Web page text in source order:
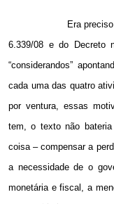
Era
6.339/08 e do Decreto
“considerandos”
cada uma das quatro
por ventura, essas
tem, o texto não
coisa – compensar a
a necessidade de o
monetária e fiscal, a